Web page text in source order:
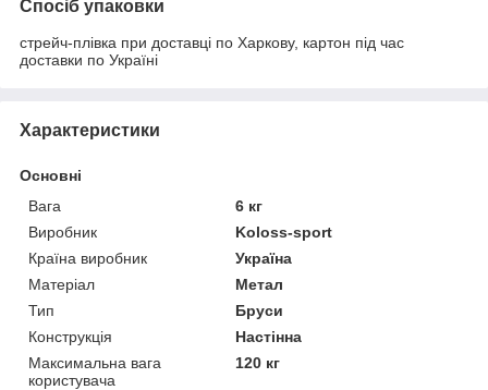
Спосіб упаковки
стрейч-плівка при доставці по Харкову, картон під час
доставки по Україні
Характеристики
Основні
Вага
6 кг
Виробник
Koloss-sport
Країна виробник
Україна
Матеріал
Метал
Тип
Бруси
Конструкція
Настінна
Максимальна вага
користувача
120 кг